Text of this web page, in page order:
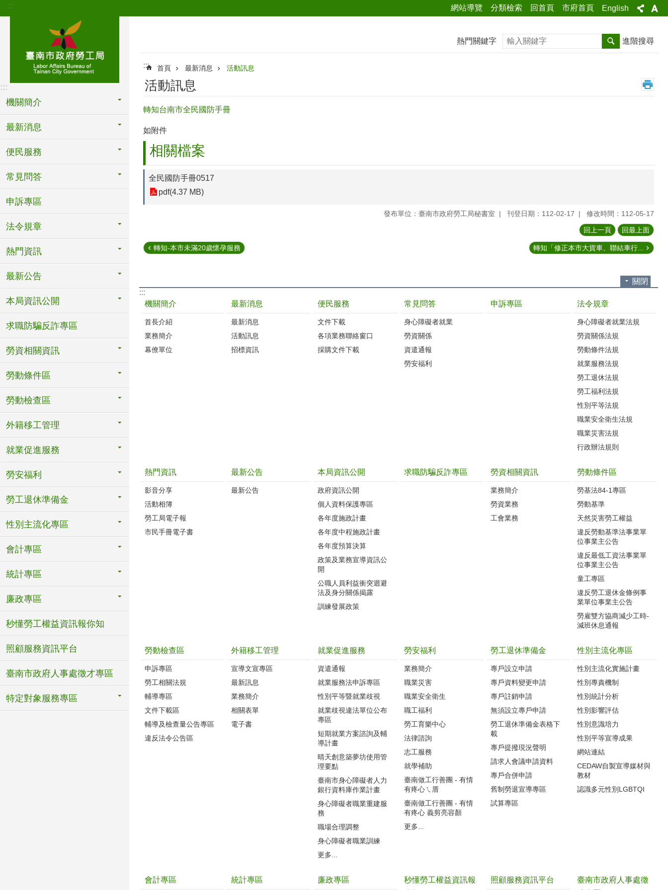
跳到主要內容區塊
::: 網站導覽 分類檢索 回首頁 市府首頁 English
:::
機關簡介
最新消息
便民服務
常見問答
申訴專區
法令規章
熱門資訊
最新公告
本局資訊公開
求職防騙反詐專區
勞資相關資訊
勞動條件區
勞動檢查區
外籍移工管理
就業促進服務
勞安福利
勞工退休準備金
性別主流化專區
會計專區
統計專區
廉政專區
秒懂勞工權益資訊報你知
照顧服務資訊平台
臺南市政府人事處徵才專區
特定對象服務專區
熱門關鍵字 搜尋 進階搜尋
::: 首頁 最新消息 活動訊息
活動訊息
轉知台南市全民國防手冊
如附件
相關檔案
全民國防手冊0517
pdf(4.37 MB)
發布單位：臺南市政府勞工局秘書室 刊登日期：112-02-17 修改時間：112-05-17
回上一頁 回最上面
轉知-本市未滿20歲懷孕服務 轉知「修正本市大貨車、聯結車行...
關閉
:::
機關簡介
首長介紹
業務簡介
幕僚單位
最新消息
最新消息
活動訊息
招標資訊
便民服務
文件下載
各項業務聯絡窗口
採購文件下載
常見問答
身心障礙者就業
勞資關係
資遣通報
勞安福利
申訴專區 法令規章
身心障礙者就業法規
勞資關係法規
勞動條件法規
就業服務法規
勞工退休法規
勞工福利法規
性別平等法規
職業安全衛生法規
職業災害法規
行政辦法規則
熱門資訊
影音分享
活動相簿
勞工局電子報
市民手冊電子書
最新公告
最新公告
本局資訊公開
政府資訊公開
個人資料保護專區
各年度施政計畫
各年度中程施政計畫
各年度預算決算
政策及業務宣導資訊公
開
公職人員利益衝突迴避
法及身分關係揭露
訓練發展政策
求職防騙反詐專區 勞資相關資訊
業務簡介
勞資業務
工會業務
勞動條件區
勞基法84-1專區
勞動基準
天然災害勞工權益
違反勞動基準法事業單
位事業主公告
違反最低工資法事業單
位事業主公告
童工專區
違反勞工退休金條例事
業單位事業主公告
勞雇雙方協商減少工時-
減班休息通報
勞動檢查區
申訴專區
勞工相關法規
輔導專區
文件下載區
輔導及檢查量公告專區
違反法令公告區
外籍移工管理
宣導文宣專區
最新訊息
業務簡介
相關表單
電子書
就業促進服務
資遣通報
就業服務法申訴專區
性別平等暨就業歧視
就業歧視違法單位公布
專區
短期就業方案諮詢及輔
導計畫
晴天創意築夢坊使用管
理要點
臺南市身心障礙者人力
銀行資料庫作業計畫
身心障礙者職業重建服
務
職場合理調整
身心障礙者職業訓練
更多...
勞安福利
業務簡介
職業災害
職業安全衛生
職工福利
勞工育樂中心
法律諮詢
志工服務
就學補助
臺南做工行善團 - 有情
有疼心ㄟ厝
臺南做工行善團 - 有情
有疼心 義剪亮容顏
更多...
勞工退休準備金
專戶設立申請
專戶資料變更申請
專戶註銷申請
無須設立專戶申請
勞工退休準備金表格下
載
專戶提撥現況聲明
請求人會議申請資料
專戶合併申請
舊制勞退宣導專區
試算專區
性別主流化專區
性別主流化實施計畫
性別專責機制
性別統計分析
性別影響評估
性別意識培力
性別平等宣導成果
網站連結
CEDAW自製宣導媒材與
教材
認識多元性別LGBTQI
會計專區 統計專區 廉政專區
秒懂勞工權益資訊報
照顧服務資訊平台
臺南市政府人事處徵